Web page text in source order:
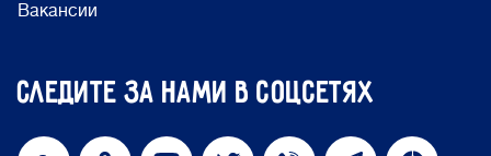
Вакансии
Следите за нами в соцсетях